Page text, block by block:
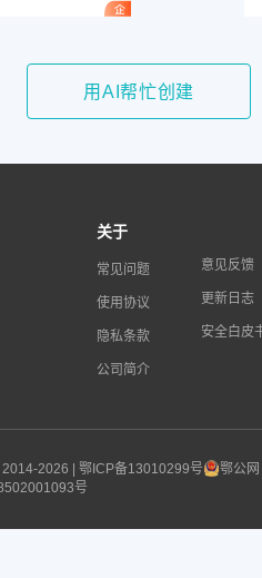
用AI帮忙创建
关于
常见问题
使用协议
隐私条款
公司简介
意见反馈
更新日志
安全白皮
2026 | 鄂ICP备13010299号
鄂公网
号